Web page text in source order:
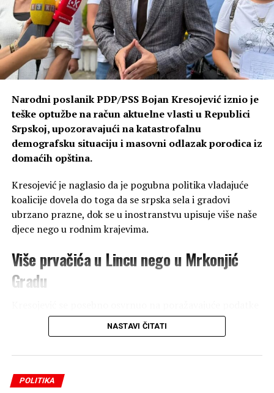
Narodni poslanik PDP/PSS Bojan Kresojević iznio je
teške optužbe na račun aktuelne vlasti u Republici
Srpskoj, upozoravajući na katastrofalnu
demografsku situaciju i masovni odlazak porodica iz
domaćih opština.
Kresojević je naglasio da je pogubna politika vladajuće
koalicije dovela do toga da se srpska sela i gradovi
ubrzano prazne, dok se u inostranstvu upisuje više naše
djece nego u rodnim krajevima.
Više prvačića u Lincu nego u Mrkonjić
Gradu
o broju upisane djece u osnovne škole, navodeći primjer
Mrkonjić Grada kao alarmantan signal za čitavu
„Srpski narod je preživio
NASTAVI ČITATI
POLITIKA